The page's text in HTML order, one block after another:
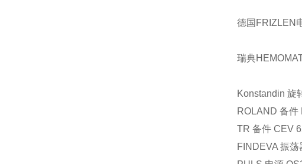
德国FRIZLEN
瑞典
Konstandin 旋
ROLAND 备件
TR 备件 CEV
FINDEVA 振荡